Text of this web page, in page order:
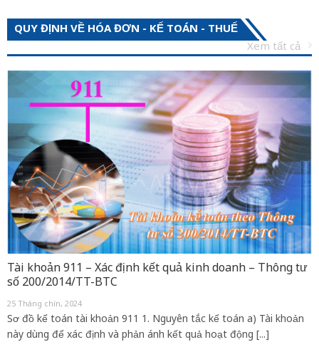
QUY ĐỊNH VỀ HÓA ĐƠN - KẾ TOÁN - THUẾ
Xem tất cả
Tài khoản 911 – Xác định kết quả kinh doanh – Thông tư
số 200/2014/TT-BTC
25 Tháng chín, 2024
Sơ đồ kế toán tài khoản 911 1. Nguyên tắc kế toán a) Tài khoản
này dùng để xác định và phản ánh kết quả hoạt động [...]